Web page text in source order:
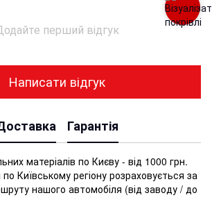
перший відгук
Написати відгук
Гарантія
матеріалів по Києву - від 1000 грн.
Київському регіону розраховується за
нашого автомобіля (від заводу / до